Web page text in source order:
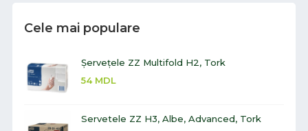
Cele mai populare
Șervețele ZZ Multifold H2, Tork
54 MDL
Servetele ZZ H3, Albe, Advanced, Tork